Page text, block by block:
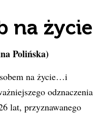
na życie
Polińska)
na życie…i
odznaczenia
lat, przyznawanego